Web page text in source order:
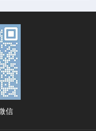
信